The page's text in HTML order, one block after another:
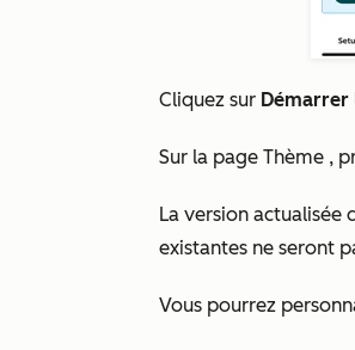
Cliquez sur
Sur la page Thème ,
La version actualisée
existantes ne seront
Vous pourrez